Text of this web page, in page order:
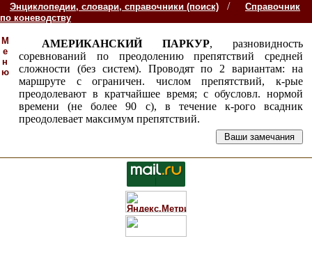
Энциклопедии, словари, справочники (поиск) /
Справочник
по коневодству
М
е
н
ю
АМЕРИКАНСКИЙ ПАРКУР, разновидность
соревнований по преодолению препятствий средней
сложности (без систем). Проводят по 2 вариантам: на
маршруте с ограничен. числом препятствий, к-рые
преодолевают в кратчайшее время; с обусловл. нормой
времени (не более 90 с), в течение к-рого всадник
преодолевает максимум препятствий.